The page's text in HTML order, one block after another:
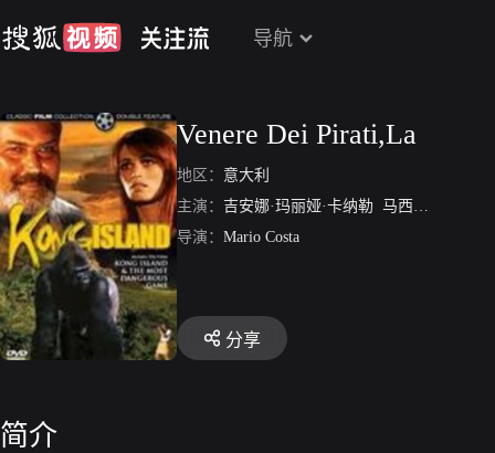
导航
Venere Dei Pirati,La
地区： 意大利
主演： 吉安娜·玛丽娅·卡纳勒 马西姆·塞拉托
导演： Mario Costa
分享
简介